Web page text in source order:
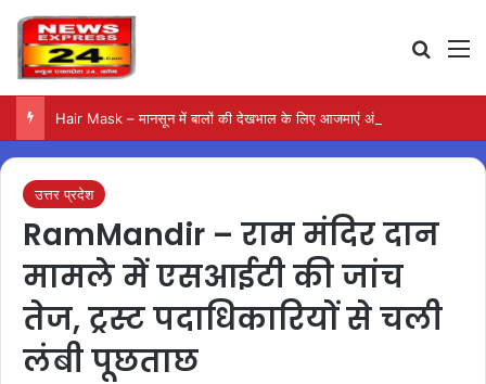
Hair Mask – मानसून में बालों की देखभाल के लिए आजमाएं अंडे का मास्क
उत्तर प्रदेश
RamMandir – राम मंदिर दान
मामले में एसआईटी की जांच
तेज, ट्रस्ट पदाधिकारियों से चली
लंबी पूछताछ